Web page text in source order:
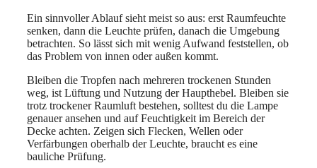
Ein sinnvoller Ablauf sieht meist so aus: erst Raumfeuchte
senken, dann die Leuchte prüfen, danach die Umgebung
betrachten. So lässt sich mit wenig Aufwand feststellen, ob
das Problem von innen oder außen kommt.
Bleiben die Tropfen nach mehreren trockenen Stunden
weg, ist Lüftung und Nutzung der Haupthebel. Bleiben sie
trotz trockener Raumluft bestehen, solltest du die Lampe
genauer ansehen und auf Feuchtigkeit im Bereich der
Decke achten. Zeigen sich Flecken, Wellen oder
Verfärbungen oberhalb der Leuchte, braucht es eine
bauliche Prüfung.